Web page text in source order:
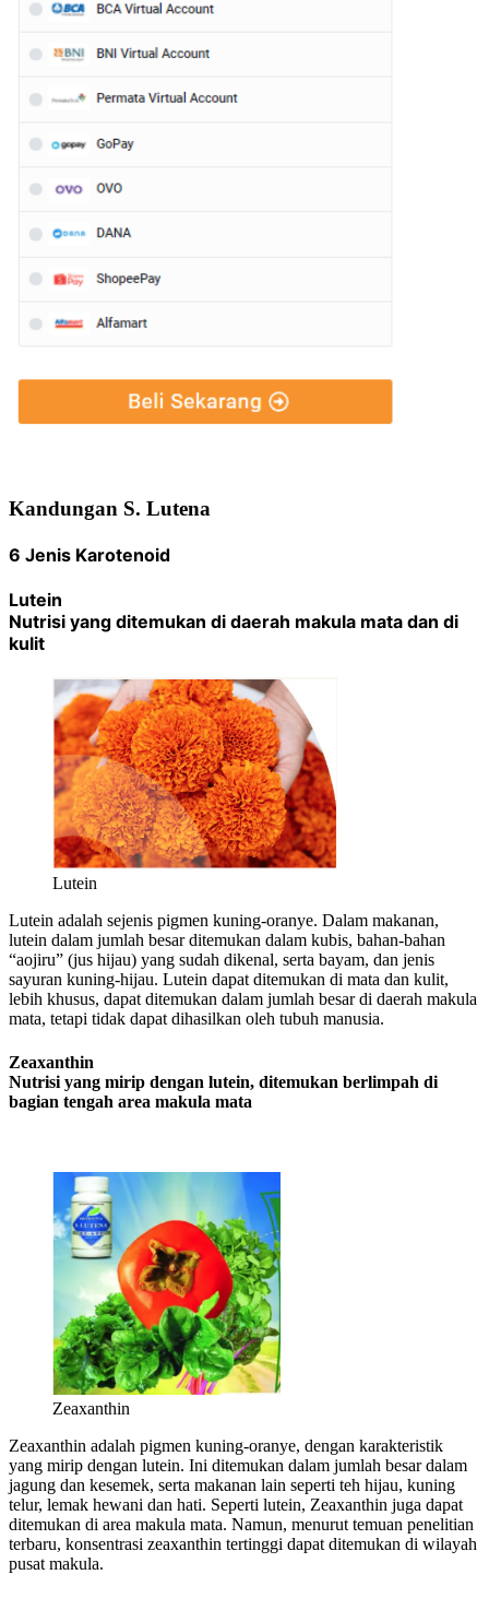
Kandungan S. Lutena
6 Jenis Karotenoid
Lutein
Nutrisi yang ditemukan di daerah makula mata dan di
kulit
Lutein
Lutein adalah sejenis pigmen kuning-oranye. Dalam makanan,
lutein dalam jumlah besarditemukan dalam kubis, bahan-bahan
“aojiru” (jus hijau) yang sudah dikenal, serta bayam, dan jenis
sayuran kuning-hijau. Lutein dapat ditemukan di mata dan kulit,
lebih khusus, dapat ditemukan dalam jumlah besar di daerah makula
mata, tetapi tidak dapat dihasilkan oleh tubuh manusia.
Zeaxanthin
Nutrisi yang mirip dengan lutein, ditemukan berlimpah di
bagian tengah area makula mata
Zeaxanthin
Zeaxanthin adalah pigmen kuning-oranye, dengan karakteristik
yang mirip dengan lutein. Ini ditemukan dalam jumlah besar dalam
jagung dan kesemek, serta makanan lain seperti teh hijau, kuning
telur, lemak hewani dan hati. Seperti lutein, Zeaxanthin juga dapat
ditemukan di area makula mata. Namun, menurut temuan penelitian
terbaru, konsentrasi zeaxanthin tertinggi dapat ditemukan di wilayah
pusat makula.